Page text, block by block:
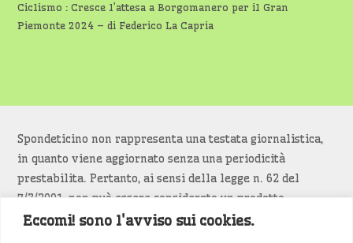
Eccomi! sono l'avviso sui cookies.
Ciclismo : Cresce l’attesa a Borgomanero per il Gran
Piemonte 2024 – di Federico La Capria
Spondeticino non rappresenta una testata giornalistica,
in quanto viene aggiornato senza una periodicità
prestabilita. Pertanto, ai sensi della legge n. 62 del
7/3/2001, non può essere considerato un prodotto
editoriale.